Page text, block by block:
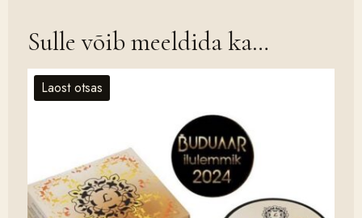
Sulle võib meeldida ka…
Laost otsas